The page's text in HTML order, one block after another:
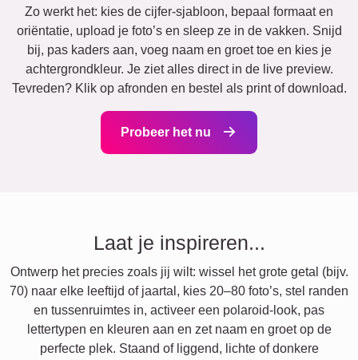
Zo werkt het: kies de cijfer-sjabloon, bepaal formaat en
oriëntatie, upload je foto’s en sleep ze in de vakken. Snijd
bij, pas kaders aan, voeg naam en groet toe en kies je
achtergrondkleur. Je ziet alles direct in de live preview.
Tevreden? Klik op afronden en bestel als print of download.
Probeer het nu
Laat je inspireren...
Ontwerp het precies zoals jij wilt: wissel het grote getal (bijv.
70) naar elke leeftijd of jaartal, kies 20–80 foto’s, stel randen
en tussenruimtes in, activeer een polaroid-look, pas
lettertypen en kleuren aan en zet naam en groet op de
perfecte plek. Staand of liggend, lichte of donkere